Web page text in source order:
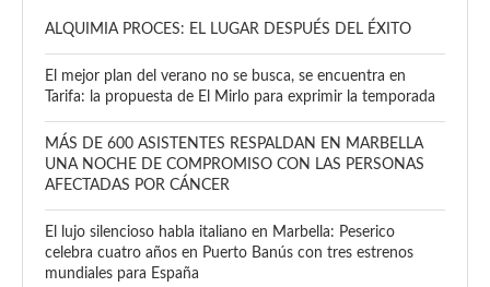
ALQUIMIA PROCES: EL LUGAR DESPUÉS DEL ÉXITO
El mejor plan del verano no se busca, se encuentra en
Tarifa: la propuesta de El Mirlo para exprimir la temporada
MÁS DE 600 ASISTENTES RESPALDAN EN MARBELLA
UNA NOCHE DE COMPROMISO CON LAS PERSONAS
AFECTADAS POR CÁNCER
El lujo silencioso habla italiano en Marbella: Peserico
celebra cuatro años en Puerto Banús con tres estrenos
mundiales para España